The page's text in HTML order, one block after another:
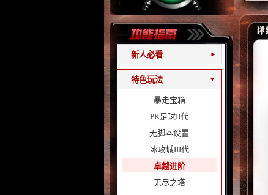
新人必看 ▾
特色玩法 ▾
暴走宝箱
PK足球II代
无脚本设置
冰攻城III代
卓越进阶
无尽之塔